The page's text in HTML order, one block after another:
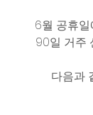
6월 공휴일
90일 거주
다음과